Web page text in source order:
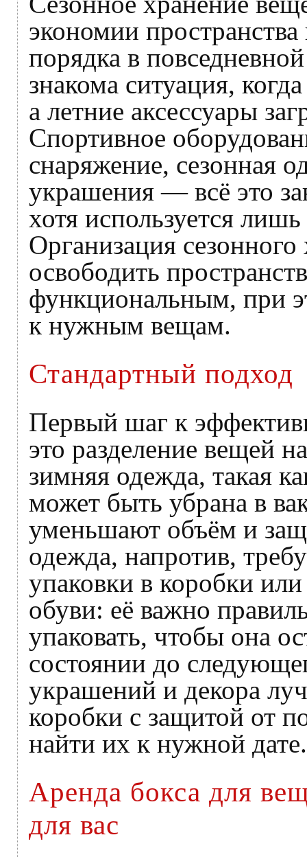
экономии
порядка в
знакома ситуация,
а летние аксессуары
Спортивное
снаряжение, сезонная
украшения — всё это
хотя используется
Организация сезонного
освободить
функциональным, при
к нужным вещам.
Стандартный подход
Первый шаг к
это разделение вещей
зимняя одежда, такая
может быть убрана в
уменьшают объём и
одежда, напротив,
упаковки в коробки
обуви: её важно
упаковать, чтобы она
состоянии до
украшений и декора
коробки с защитой от
найти их к нужной дате.
Аренда бокса для
для вас